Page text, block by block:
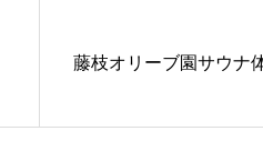
藤枝オリーブ園サウナ